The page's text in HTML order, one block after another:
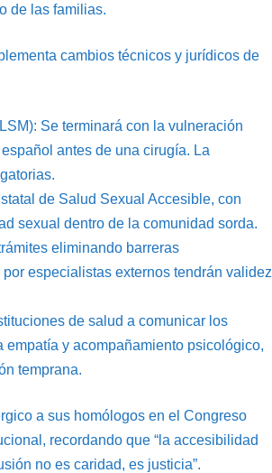
de las familias.
cambios técnicos y jurídicos de
Se terminará con la vulneración
antes de una cirugía. La
de Salud Sexual Accesible, con
sexual dentro de la comunidad sorda.
eliminando barreras
especialistas externos tendrán validez
de salud a comunicar los
y acompañamiento psicológico,
temprana.
a sus homólogos en el Congreso
recordando que “la accesibilidad
no es caridad, es justicia”.